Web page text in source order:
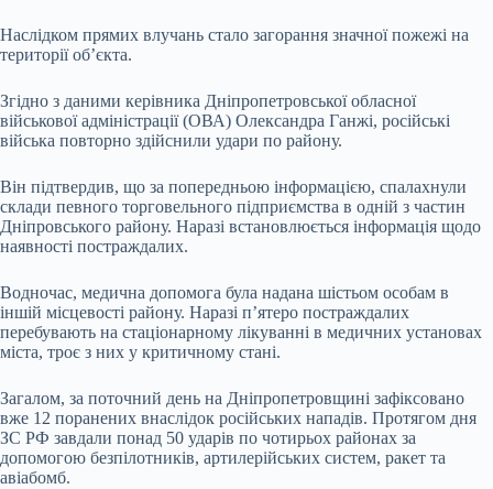
Наслідком прямих влучань стало загорання значної пожежі на
території об’єкта.
Згідно з даними керівника Дніпропетровської обласної
військової адміністрації (ОВА) Олександра Ганжі, російські
війська повторно здійснили удари по району.
Він підтвердив, що за попередньою інформацією, спалахнули
склади певного торговельного підприємства в одній з частин
Дніпровського району. Наразі встановлюється інформація щодо
наявності постраждалих.
Водночас, медична допомога була надана шістьом особам в
іншій місцевості району. Наразі п’ятеро постраждалих
перебувають на стаціонарному лікуванні в медичних установах
міста, троє з них у критичному стані.
Загалом, за поточний день на Дніпропетровщині зафіксовано
вже 12 поранених внаслідок російських нападів. Протягом дня
ЗС РФ завдали понад 50 ударів по чотирьох районах за
допомогою безпілотників, артилерійських систем, ракет та
авіабомб.